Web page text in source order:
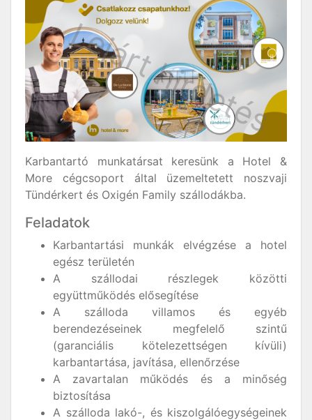
Karbantartó munkatársat keresünk a Hotel &
More cégcsoport által üzemeltetett noszvaji
Tündérkert és Oxigén Family szállodákba.
Feladatok
Karbantartási munkák elvégzése a hotel
egész területén
A szállodai részlegek közötti
együttműködés elősegítése
A szálloda villamos és egyéb
berendezéseinek megfelelő szintű
(garanciális kötelezettségen kívüli)
karbantartása, javítása, ellenőrzése
A zavartalan működés és a minőség
biztosítása
A szálloda lakó-, és kiszolgálóegységeinek